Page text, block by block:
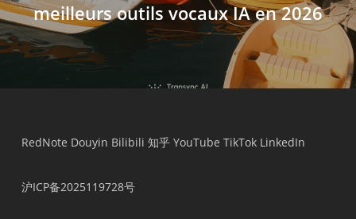
meilleurs outils vocaux IA en 2026
RedNote Douyin Bilibili 知乎 YouTube TikTok LinkedIn
沪ICP备2025119728号